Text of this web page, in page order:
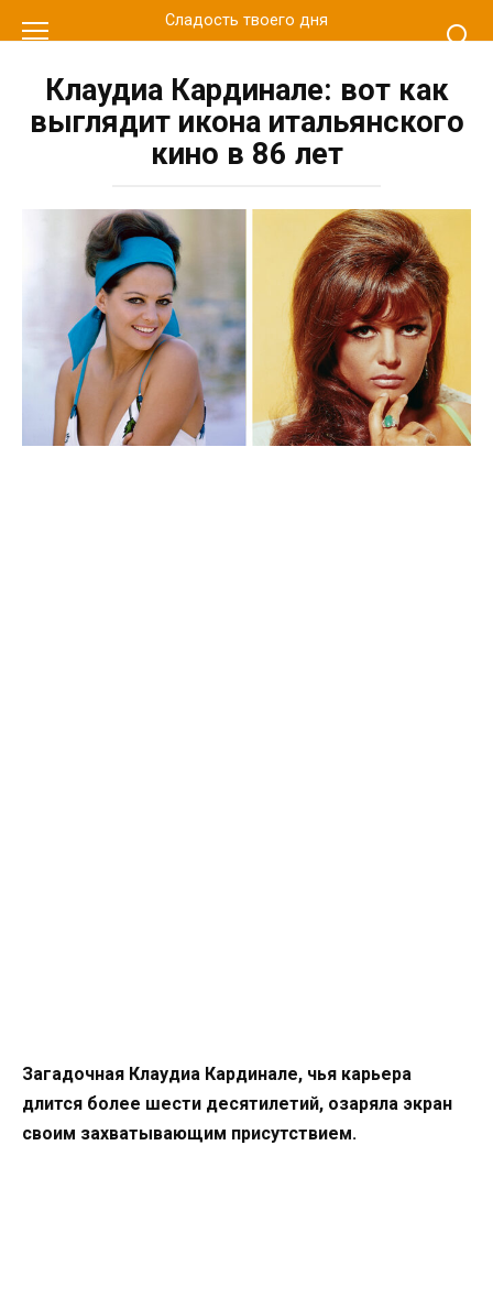
к
Сладость твоего дня
Клаудиа Кардинале: вот как
выглядит икона итальянского
кино в 86 лет
Загадочная Клаудиа Кардинале, чья карьера
длится более шести десятилетий, озаряла экран
своим захватывающим присутствием.